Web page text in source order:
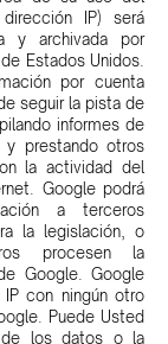
IP) será
y archivada por
Estados Unidos.
por cuenta
seguir la pista de
informes de
prestando otros
la actividad del
Google podrá
a terceros
la legislación, o
procesen la
Google. Google
con ningún otro
Puede Usted
de los datos o la